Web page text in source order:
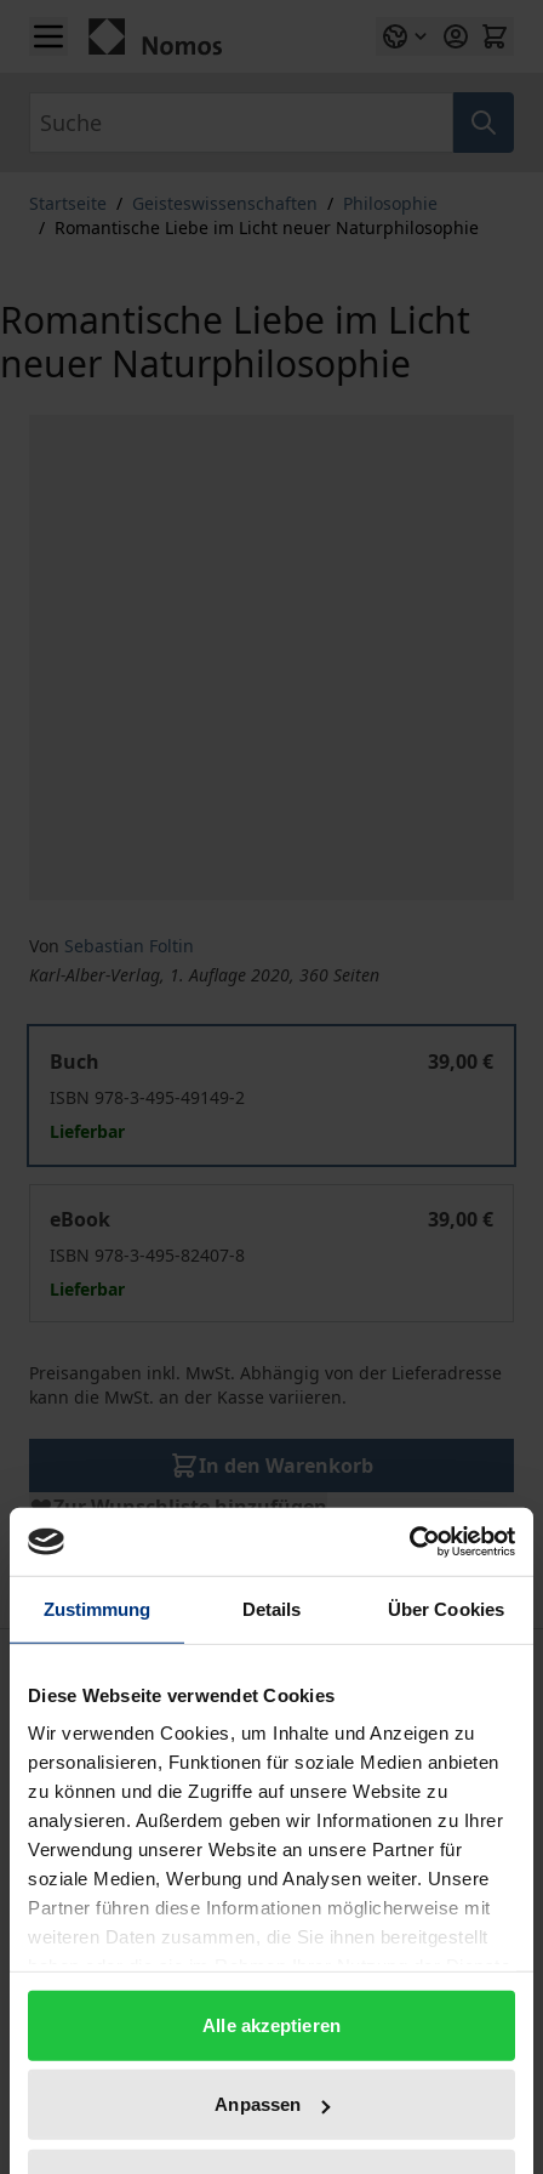
Zustimmung Details Über Cookies
Diese Webseite verwendet Cookies
Wir verwenden Cookies, um Inhalte und Anzeigen zu
personalisieren, Funktionen für soziale Medien anbieten
zu können und die Zugriffe auf unsere Website zu
analysieren. Außerdem geben wir Informationen zu Ihrer
Verwendung unserer Website an unsere Partner für
soziale Medien, Werbung und Analysen weiter. Unsere
Partner führen diese Informationen möglicherweise mit
weiteren Daten zusammen, die Sie ihnen bereitgestellt
gesammelt haben.
Alle akzeptieren
Anpassen
Zum Inhalt springen
Startseite / Geisteswissenschaften / Philosophie
/ Romantische Liebe im Licht neuer Naturphilosophie
Romantische Liebe im Licht
neuer Naturphilosophie
Von Sebastian Foltin
Karl-Alber-Verlag, 1. Auflage 2020, 360 Seiten
Buch
39,00 €
ISBN 978-3-495-49149-2
Lieferbar
eBook
39,00 €
ISBN 978-3-495-82407-8
Lieferbar
Preisangaben inkl. MwSt. Abhängig von der Lieferadresse
kann die MwSt. an der Kasse variieren.
In den Warenkorb
Zur Wunschliste hinzufügen
Hinweise zu Versandkosten
„Nur durch die Liebe und durch das Bewusstsein der
Liebe wird der Mensch zum Menschen.“ formulierte
einst der frühromantische Philosoph Friedrich
Schlegel. Was aber bedeutet das? Was ist
‚Romantische Liebe‘, wieso gibt es sie und inwiefern
ist sie bildender Teil menschlicher Natur? Wie lässt
sie sich begrifflich fassen? Was geschieht im
mystisch? Und lassen sich unsere Gefühle auf
physiologische Prozesse reduzieren oder residiert
die Liebe frei im menschlichen Geist?
Diese Fragen bilden den thematischen Anspruch des